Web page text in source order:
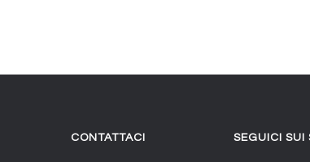
CONTATTACI SEGUICI SUI